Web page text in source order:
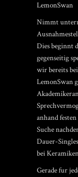
LemonSwan
Nimmt
Dies beginnt
gegenseitig
wir bereits
LemonSwan
anhand
Suche
Dauer-
bei
Gerade fur